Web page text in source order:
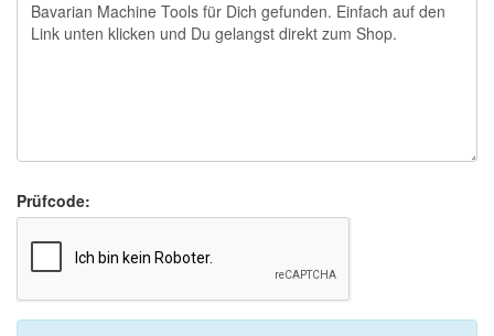
Prüfcode: